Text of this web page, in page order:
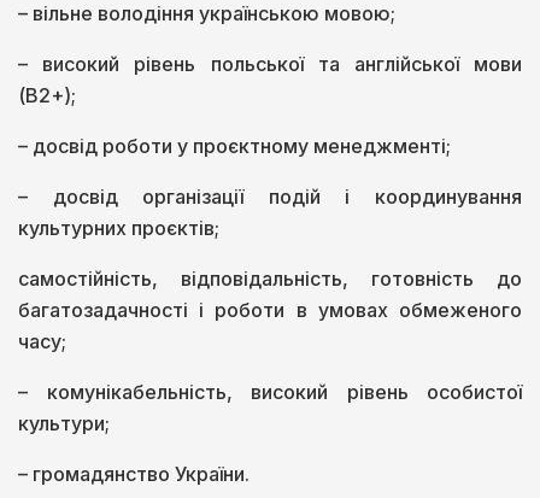
– вільне володіння українською мовою;
– високий рівень польської та англійської мови
(B2+);
– досвід роботи у проєктному менеджменті;
– досвід організації подій і координування
культурних проєктів;
самостійність, відповідальність, готовність до
багатозадачності і роботи в умовах обмеженого
часу;
– комунікабельність, високий рівень особистої
культури;
– громадянство України.